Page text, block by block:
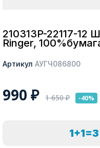
210313P-22117-12
Ringer,
Артикул АУГЧ086800
990 ₽ 1 650₽ -40%
1+1=3